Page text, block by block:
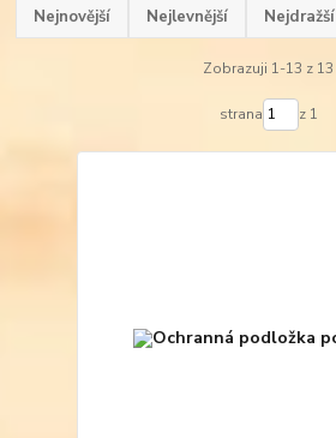
Nejnovější Nejlevnější Nejdražší
Zobrazuji 1-13 z 13
strana z 1